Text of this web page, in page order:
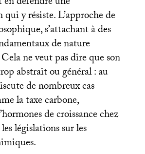
y résiste. L’approche de
s’attachant à des
de nature
ne veut pas dire que son
abstrait ou général : au
de nombreux cas
la taxe carbone,
de croissance chez
législations sur les